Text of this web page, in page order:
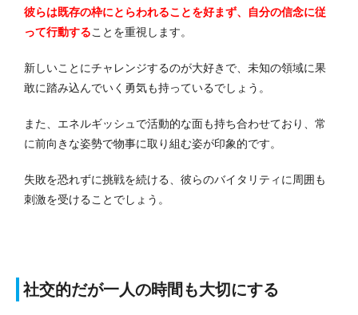
彼らは既存の枠にとらわれることを好まず、自分の信念に従
って行動することを重視します。
新しいことにチャレンジするのが大好きで、未知の領域に果
敢に踏み込んでいく勇気も持っているでしょう。
また、エネルギッシュで活動的な面も持ち合わせており、常
に前向きな姿勢で物事に取り組む姿が印象的です。
失敗を恐れずに挑戦を続ける、彼らのバイタリティに周囲も
刺激を受けることでしょう。
社交的だが一人の時間も大切にする